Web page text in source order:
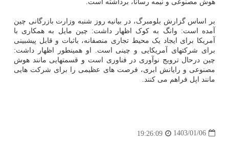
هوش مصنوعی و نیمه رسانا، برداشته است.
بر اساس گزارش بلومبرگ، در بیانیه روز شنبه وزارت بازرگانی چین
آمده است: وانگ به کوک اظهار داشت: چین مایل به همکاری با
آمریکا برای ایجاد یک محیط تجاری منصفانه، باثبات و قابل پیشبینی
برای شرکتهای آمریکایی و چینی است. او همینطور اظهار داشت:
چین درحال ترویج نوآوری در فناوری است و قسمتهایی مانند هوش
مصنوعی و رایانش ابری، فرصت های عظیمی را برای شرکت هایی
مانند اپل فراهم می کنند.
1403/01/06
19:26:09